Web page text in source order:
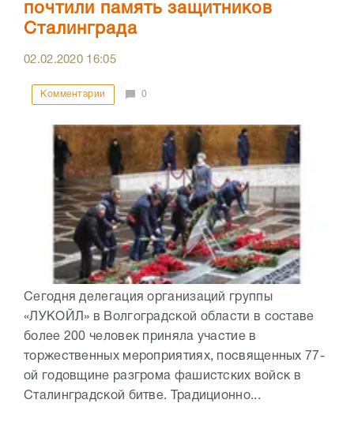
почтили память защитников
Сталинграда
02.02.2020 16:05
Комментарии 0
Сегодня делегация организаций группы
«ЛУКОЙЛ» в Волгоградской области в составе
более 200 человек приняла участие в
торжественных мероприятиях, посвященных 77-
ой годовщине разгрома фашистских войск в
Сталинградской битве. Традиционно...